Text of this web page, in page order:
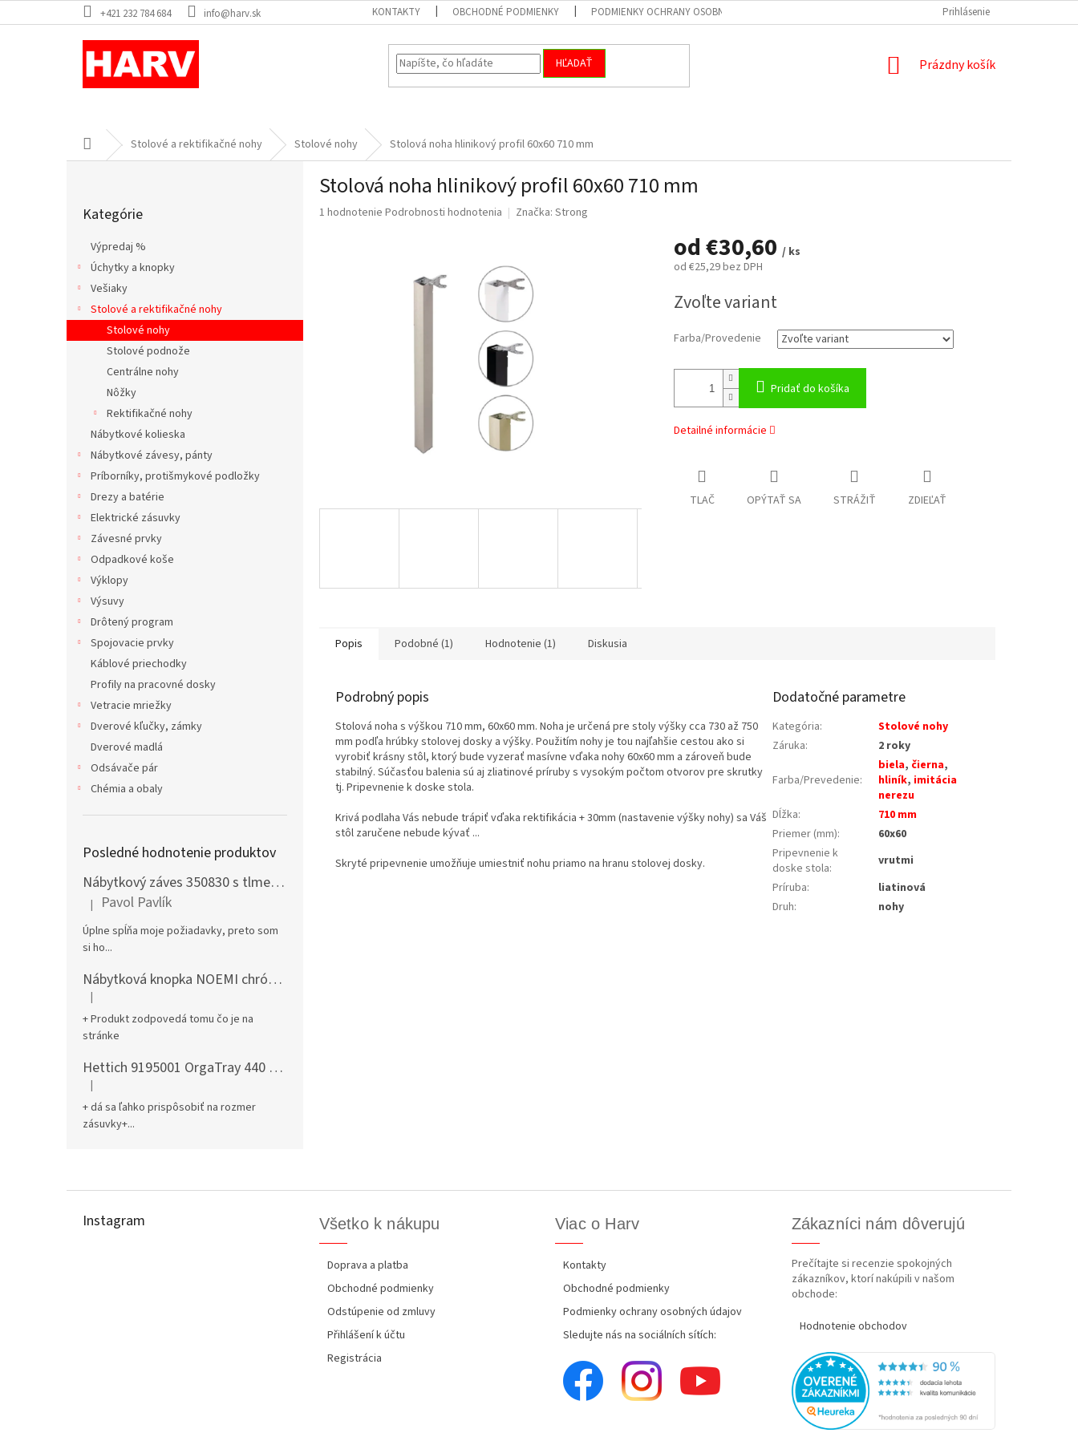
na
+421 232 784 684 info@harv.sk KONTAKTY OBCHODNÉ PODMIENKY PODMIENKY OCHRANY OSOBNÝCH ÚDAJOV REKLAMÁCIA
Prihlásenie
HĽADAŤ
NÁKUPNÝ
Prázdny košík
DomovStolové a rektifikačné nohy Stolové nohy Stolová noha hlinikový profil 60x60 710 mm
kategórie
Kategórie
Výpredaj %
Úchytky a knopky
Vešiaky
Stolové a rektifikačné nohy
Stolové nohy
Stolové podnože
Centrálne nohy
Nôžky
Rektifikačné nohy
Nábytkové kolieska
Nábytkové závesy, pánty
Príborníky, protišmykové podložky
Drezy a batérie
Elektrické zásuvky
Závesné prvky
Odpadkové koše
Výklopy
Výsuvy
Drôtený program
Spojovacie prvky
Káblové priechodky
Profily na pracovné dosky
Vetracie mriežky
Dverové kľučky, zámky
Dverové madlá
Odsávače pár
Chémia a obaly
Posledné hodnotenie produktov
Nábytkový záves 350830 s tlmením naložený + podložka H0 na vrut
Hodnotenie produktu je 5 z 5 hviezdičiek.
| Pavol Pavlík
Úplne spĺňa moje požiadavky, preto som
si ho...
Nábytková knopka NOEMI chróm satén
Hodnotenie produktu je 5 z 5 hviezdičiek.
|
+ Produkt zodpovedá tomu čo je na
stránke
Hettich 9195001 OrgaTray 440 701-800/441-520 mm antracit
Hodnotenie produktu je 5 z 5 hviezdičiek.
|
+ dá sa ľahko prispôsobiť na rozmer
zásuvky+...
Stolová noha hlinikový profil 60x60 710 mm
Priemerné
1 hodnotenie Podrobnosti hodnotenia Značka: Strong
od€30,60 / ks
od €25,29bez DPH
cena:
Zvoľte variant
Farba/Provedenie
Pridať do košíka
Detailné informácie
TLAČ OPÝTAŤ SA STRÁŽIŤ ZDIEĽAŤ
Popis Podobné (1) Hodnotenie (1) Diskusia
Podrobný popis
Stolová noha s výškou 710 mm, 60x60 mm. Noha je určená pre stoly výšky cca 730 až 750
mm podľa hrúbky stolovej dosky a výšky. Použitím nohy je tou najľahšie cestou ako si
vyrobiť krásny stôl, ktorý bude vyzerať masívne vďaka nohy 60x60 mm a zároveň bude
stabilný. Súčasťou balenia sú aj zliatinové príruby s vysokým počtom otvorov pre skrutky
tj. Pripevnenie k doske stola.
Krivá podlaha Vás nebude trápiť vďaka rektifikácia + 30mm (nastavenie výšky nohy) sa Váš
stôl zaručene nebude kývať ...
Skryté pripevnenie umožňuje umiestniť nohu priamo na hranu stolovej dosky.
Dodatočné parametre
Kategória:
Stolové nohy
Záruka: 2 roky
Farba/Prevedenie:
biela, čierna,
hliník, imitácia
nerezu
Dĺžka:
710 mm
Priemer (mm):
60x60
Pripevnenie k
doske stola:
vrutmi
Príruba:
liatinová
Druh: nohy
Instagram Všetko k nákupu
Doprava a platba
Obchodné podmienky
Odstúpenie od zmluvy
Přihlášení k účtu
Registrácia
Viac o Harv
Kontakty
Obchodné podmienky
Podmienky ochrany osobných údajov
Sledujte nás na sociálních sítích:
Zákazníci nám dôverujú
Prečítajte si recenzie spokojných
zákazníkov, ktorí nakúpili v našom
obchode:
Hodnotenie obchodov